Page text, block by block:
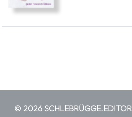
© 2026 SCHLEBRÜGGE.EDITOR